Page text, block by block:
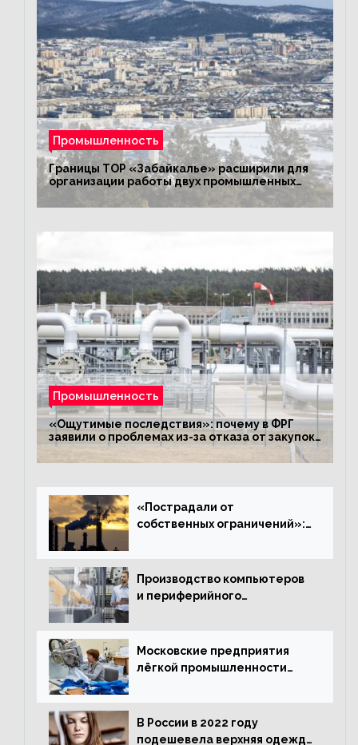
Промышленность
Границы ТОР «Забайкалье» расширили для
организации работы двух промышленных
предприятий
Промышленность
«Ощутимые последствия»: почему в ФРГ
заявили о проблемах из-за отказа от закупок
российского газа
«Пострадали от
собственных ограничений»:
промышленности
Производство компьютеров
и периферийного
Московские предприятия
лёгкой промышленности
В России в 2022 году
подешевела верхняя одежда